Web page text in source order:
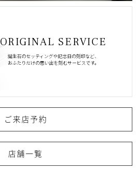
ORIGINAL SERVICE
誕生石のセッティングや記念日の刻印など、
おふたりだけの思い出を刻むサービスです。
ご来店予約
店舗一覧